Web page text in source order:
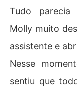
Tudo parecia
Molly muito
assistente e
Nesse
sentiu que